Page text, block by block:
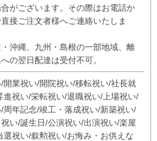
合がございます。その際はお電話か
直接ご注文者様へご連絡いたしま
沖縄、九州・島根の一部地域、離
の翌日配達は受付不可。
/開業祝い/開院祝い/移転祝い/社長就
進祝い/栄転祝い/退職祝い/上場祝い/
周年記念/竣工・落成祝い/新築祝い/
い/誕生日/公演祝い/出演祝い/楽屋
選祝い/叙勲祝い/お悔み・お供えな